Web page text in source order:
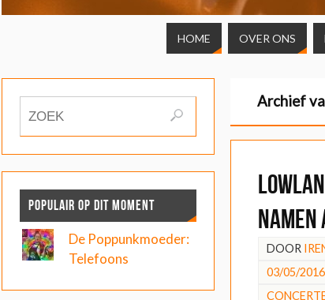
HOME OVER ONS
Archief
namen
DOOR
03/05/
POPULAIR OP DIT MOMENT
De Poppunkmoeder:
Telefoons